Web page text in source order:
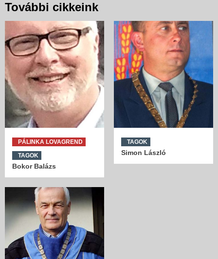
További cikkeink
PÁLINKA LOVAGREND
TAGOK
Bokor Balázs
TAGOK
Simon László